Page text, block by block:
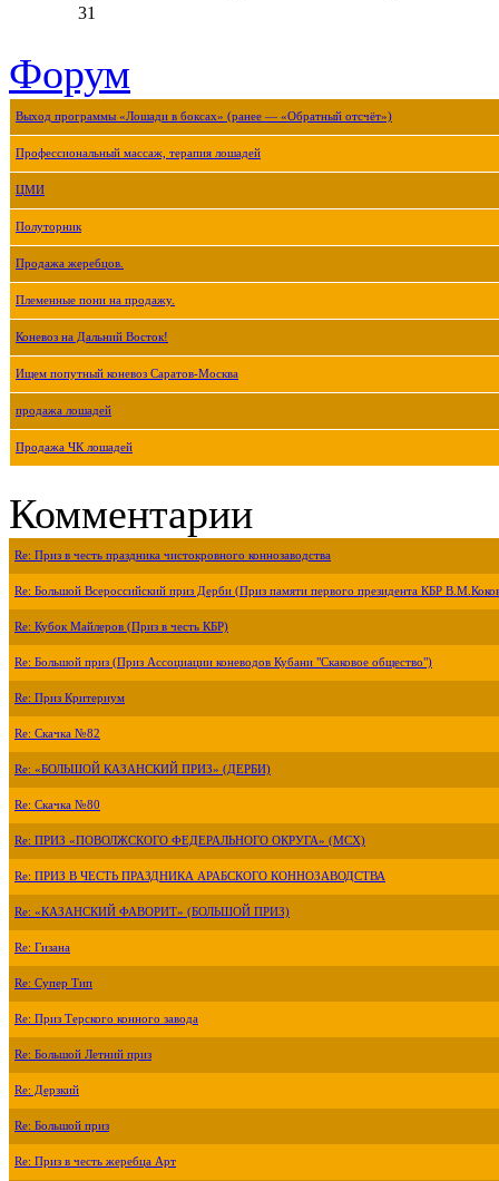
31
Форум
Выход программы «Лошади в боксах» (ранее — «Обратный отсчёт»)
Профессиональный массаж, терапия лошадей
ЦМИ
Полуторник
Продажа жеребцов.
Племенные пони на продажу.
Коневоз на Дальний Восток!
Ищем попутный коневоз Саратов-Москва
продажа лошадей
Продажа ЧК лошадей
Комментарии
Re: Приз в честь праздника чистокровного коннозаводства
Re: Большой Всероссийский приз Дерби (Приз памяти первого президента КБР
Re: Кубок Майлеров (Приз в честь КБР)
Re: Большой приз (Приз Ассоциации коневодов Кубани "Скаковое общество")
Re: Приз Критериум
Re: Скачка №82
Re: «БОЛЬШОЙ КАЗАНСКИЙ ПРИЗ» (ДЕРБИ)
Re: Скачка №80
Re: ПРИЗ «ПОВОЛЖСКОГО ФЕДЕРАЛЬНОГО ОКРУГА» (МСХ)
Re: ПРИЗ В ЧЕСТЬ ПРАЗДНИКА АРАБСКОГО КОННОЗАВОДСТВА
Re: «КАЗАНСКИЙ ФАВОРИТ» (БОЛЬШОЙ ПРИЗ)
Re: Гизана
Re: Супер Тип
Re: Приз Терского конного завода
Re: Большой Летний приз
Re: Дерзкий
Re: Большой приз
Re: Приз в честь жеребца Арт